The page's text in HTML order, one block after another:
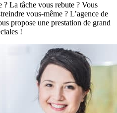
? La tâche vous rebute ? Vous
vous-même ? L’agence de
propose une prestation de grand
!